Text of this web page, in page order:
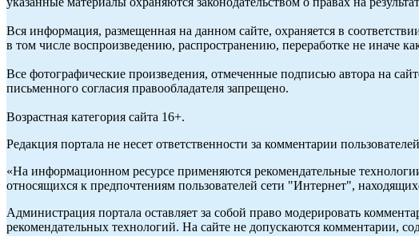
Вся информация, размещенная на данном сайте, охраняется в
в том числе воспроизведению, распространению, переработке не иначе
Все фотографические произведения, отмеченные подписью автора на
письменного согласия правообладателя запрещено.
Возрастная категория сайта 16+.
Редакция портала не несет ответственности за комментарии
«На информационном ресурсе применяются рекомендательные
относящихся к предпочтениям пользователей сети "Интернет",
Администрация портала оставляет за собой право модерировать
рекомендательных технологий. На сайте не допускаются комментарии,